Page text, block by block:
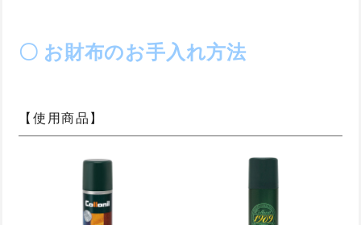
〇 お財布のお手入れ方法
【使用商品】